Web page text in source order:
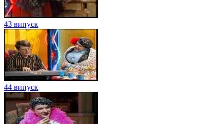
43 випуск
44 випуск